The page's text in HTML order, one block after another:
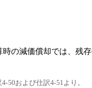
の減価償却では、残
50および仕訳4-51より。